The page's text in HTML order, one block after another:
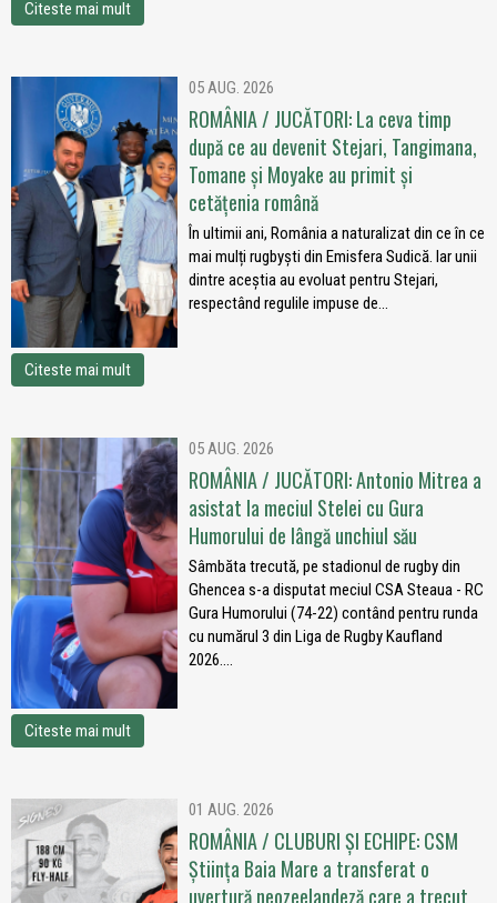
Citeste mai mult
05 AUG. 2026
ROMÂNIA / JUCĂTORI: La ceva timp
după ce au devenit Stejari, Tangimana,
Tomane și Moyake au primit și
cetățenia română
În ultimii ani, România a naturalizat din ce în ce
mai mulți rugbyști din Emisfera Sudică. Iar unii
dintre aceștia au evoluat pentru Stejari,
respectând regulile impuse de...
Citeste mai mult
05 AUG. 2026
ROMÂNIA / JUCĂTORI: Antonio Mitrea a
asistat la meciul Stelei cu Gura
Humorului de lângă unchiul său
Sâmbăta trecută, pe stadionul de rugby din
Ghencea s-a disputat meciul CSA Steaua - RC
Gura Humorului (74-22) contând pentru runda
cu numărul 3 din Liga de Rugby Kaufland
2026....
Citeste mai mult
01 AUG. 2026
ROMÂNIA / CLUBURI ȘI ECHIPE: CSM
Știința Baia Mare a transferat o
uvertură neozeelandeză care a trecut